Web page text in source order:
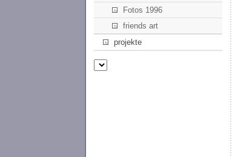
Fotos 1996
friends art
projekte